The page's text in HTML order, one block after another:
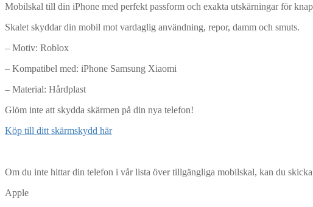
Mobilskal till din iPhone med perfekt passform och exakta utskärningar för
Skalet skyddar din mobil mot vardaglig användning, repor, damm och smuts.
– Motiv: Roblox
– Kompatibel med: iPhone Samsung Xiaomi
– Material: Hårdplast
Glöm inte att skydda skärmen på din nya telefon!
Köp till ditt skärmskydd här
Om du inte hittar din telefon i vår lista över tillgängliga mobilskal, kan du
Apple